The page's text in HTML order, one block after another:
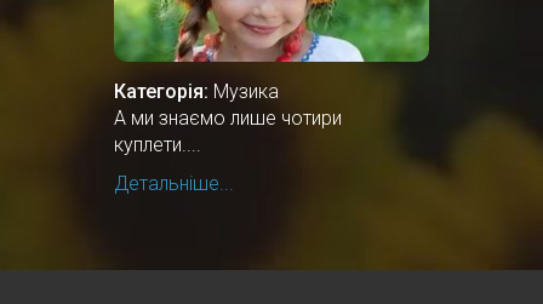
Категорія: Музика
А ми знаємо лише чотири
куплети....
Детальніше...